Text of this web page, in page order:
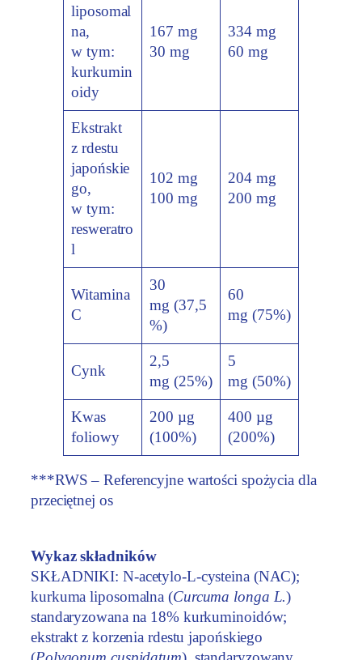
liposomal
na,
w tym:
kurkumin
oidy
167 mg
30 mg
334 mg
60 mg
Ekstrakt
z rdestu
japońskie
go,
w tym:
resweratro
l
102 mg
100 mg
204 mg
200 mg
Witamina
C
30
mg (37,5
%)
60
mg (75%)
Cynk
2,5
mg (25%)
5
mg (50%)
Kwas
foliowy
200 µg
(100%)
400 µg
(200%)
***RWS – Referencyjne wartości spożycia dla
przeciętnej os
Wykaz składników
SKŁADNIKI: N-acetylo-L-cysteina (NAC);
kurkuma liposomalna (Curcuma longa L.)
standaryzowana na 18% kurkuminoidów;
ekstrakt z korzenia rdestu japońskiego